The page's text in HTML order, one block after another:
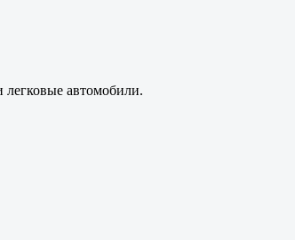
легковые автомобили.